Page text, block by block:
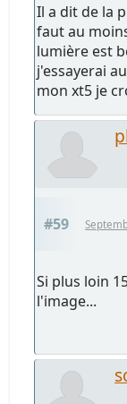
Il a dit de la
faut au
lumière est
j'essayerai
mon xt5 je
#59
Si plus loin
l'image...